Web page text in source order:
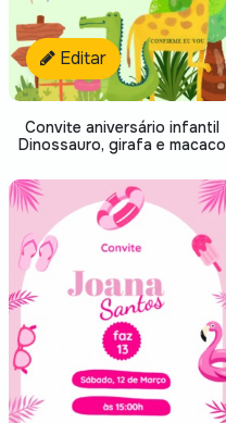
Editar
Convite aniversário infantil
Dinossauro, girafa e macaco